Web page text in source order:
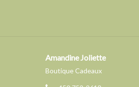
Amandine Joliette
Boutique Cadeaux